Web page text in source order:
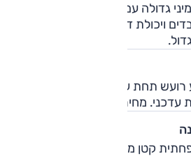
גדולה עם תא-מטען נפרד –
ויכולת דינמית טובה. המרחב
רועש תחת עומס, בידוד רעשים לא
עדכני. מחיר גבוה יחסית.
קטן מדי.